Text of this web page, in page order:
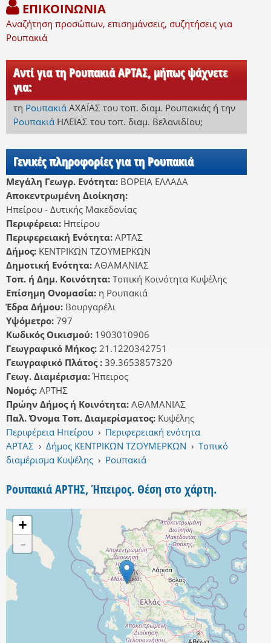
ΕΠΙΚΟΙΝΩΝΙΑ
Αναζήτηση προσώπων, επισημάνσεις, συζητήσεις για
Ρουπακιά
Αντί για τη Ρουπακιά ΑΡΤΑΣ, μήπως ψάχνετε
για:
τη Ρουπακιά ΑΧΑΪΑΣ του τοπ. διαμ. Ρουπακιάςή την
Ρουπακιά ΗΛΕΙΑΣ του τοπ. διαμ. Βελανιδίου;
Γενικές πληροφορίες για τη Ρουπακιά
Μεγάλη Γεωγρ. Ενότητα: ΒΟΡΕΙΑ ΕΛΛΑΔΑ
Αποκεντρωμένη Διοίκηση:
Ηπείρου - Δυτικής Μακεδονίας
Περιφέρεια: Ηπείρου
Περιφερειακή Ενότητα: ΑΡΤΑΣ
Δήμος: ΚΕΝΤΡΙΚΩΝ ΤΖΟΥΜΕΡΚΩΝ
Δημοτική Ενότητα: ΑΘΑΜΑΝΙΑΣ
Τοπ. ή Δημ. Κοινότητα: Τοπική Κοινότητα Κυψέλης
Επίσημη Ονομασία: η Ρουπακιά
Έδρα Δήμου: Βουργαρέλι
Υψόμετρο: 797
Κωδικός Οικισμού: 1903010906
Γεωγραφικό Μήκος: 21.1220342751
Γεωγραφικό Πλάτος : 39.3653857320
Γεωγ. Διαμέρισμα:Ήπειρος
Νομός: ΑΡΤΗΣ
Πρώην Δήμος ή Κοινότητα: ΑΘΑΜΑΝΙΑΣ
Παλ. Όνομα Τοπ. Διαμερίσματος: Κυψέλης
Περιφέρεια Ηπείρου › Περιφερειακή ενότητα
ΑΡΤΑΣ › Δήμος ΚΕΝΤΡΙΚΩΝ ΤΖΟΥΜΕΡΚΩΝ › Τοπικό
διαμέρισμα Κυψέλης › Ρουπακιά
Ρουπακιά ΑΡΤΗΣ, Ήπειρος. Θέση στο χάρτη.
+
-